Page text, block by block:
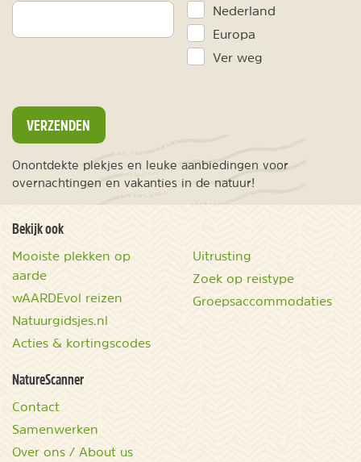
Nederland
Europa
Ver weg
VERZENDEN
Onontdekte plekjes en leuke aanbiedingen voor
overnachtingen en vakanties in de natuur!
Bekijk ook
Mooiste plekken op
aarde
wAARDEvol reizen
Natuurgidsjes.nl
Acties & kortingscodes
Uitrusting
Zoek op reistype
Groepsaccommodaties
NatureScanner
Contact
Samenwerken
Over ons / About us